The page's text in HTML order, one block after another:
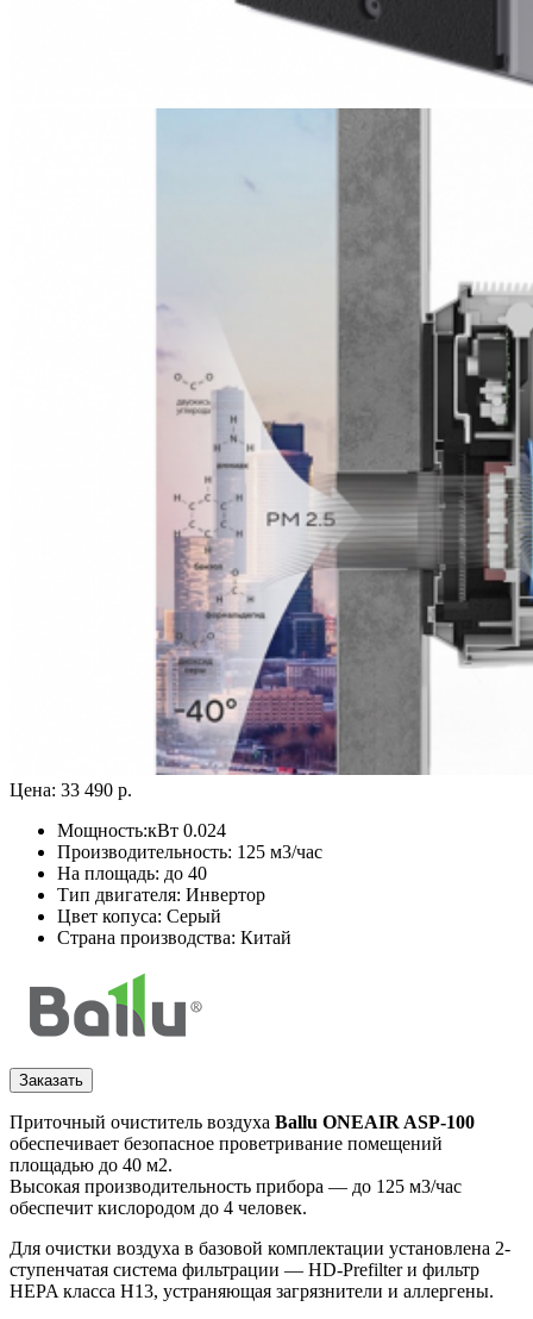
Цена: 33 490 р.
Мощность:кВт 0.024
Производительность: 125 м3/час
На площадь: до 40
Тип двигателя: Инвертор
Цвет копуса: Серый
Страна производства: Китай
Заказать
Приточный очиститель воздуха Ballu ONEAIR ASP-100
обеспечивает безопасное проветривание помещений
площадью до 40 м2.
Высокая производительность прибора — до 125 м3/час
обеспечит кислородом до 4 человек.
Для очистки воздуха в базовой комплектации установлена 2-
ступенчатая система фильтрации — HD-Prefilter и фильтр
HEPA класса H13, устраняющая загрязнители и аллергены.